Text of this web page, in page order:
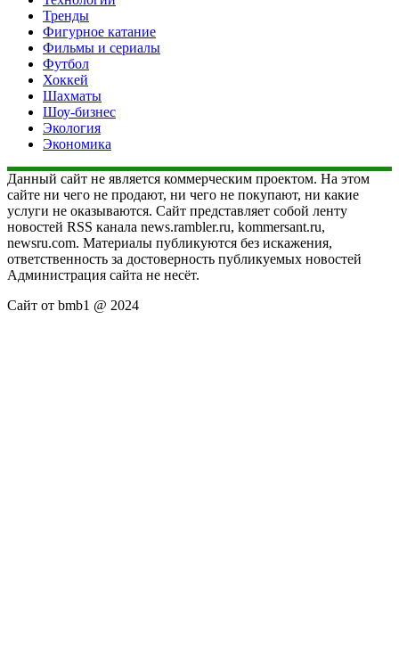
Тренды
Фигурное катание
Фильмы и сериалы
Футбол
Хоккей
Шахматы
Шоу-бизнес
Экология
Экономика
Данный сайт не является коммерческим проектом. На этом
сайте ни чего не продают, ни чего не покупают, ни какие
услуги не оказываются. Сайт представляет собой ленту
новостей RSS канала news.rambler.ru, kommersant.ru,
newsru.com. Материалы публикуются без искажения,
ответственность за достоверность публикуемых новостей
Администрация сайта не несёт.
Сайт от bmb1 @ 2024